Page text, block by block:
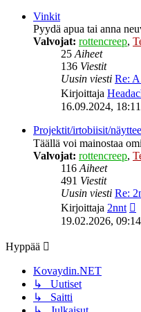
Vinkit
Pyydä apua tai anna
Valvojat: rottencreep,
25 Aiheet
136 Viestit
Uusin viesti Re:
Kirjoittaja
16.09.2024, 18:11
Projektit/irtobiisit/
Täällä voi mainostaa
Valvojat: rottencreep,
116 Aiheet
491 Viestit
Uusin viesti Re:
Kirjoittaja 2nnt
19.02.2026, 09:14
Hyppää
Kovaydin.NET
↳ Uutiset
↳ Saitti